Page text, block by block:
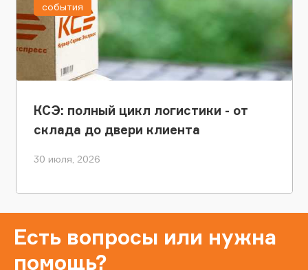
КСЭ: полный цикл логистики - от
склада до двери клиента
30 июля, 2026
события
Есть вопросы или нужна
помощь?